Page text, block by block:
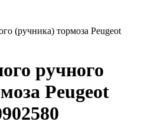
(ручника) тормоза Peugeot
ручного
Peugeot